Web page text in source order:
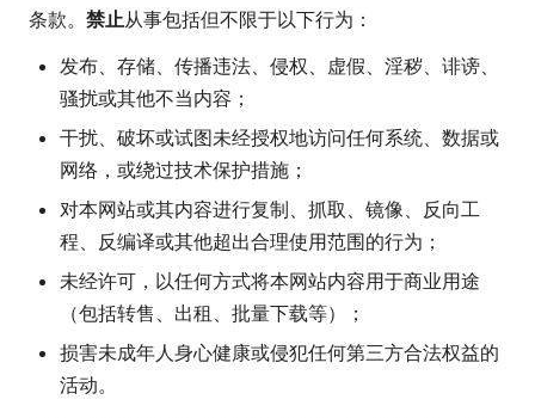
条款。 禁止从事包括但不限于以下行为：
发布、存储、传播违法、侵权、虚假、淫秽、诽谤、
骚扰或其他不当内容；
干扰、破坏或试图未经授权地访问任何系统、数据或
网络，或绕过技术保护措施；
对本网站或其内容进行复制、抓取、镜像、反向工
程、反编译或其他超出合理使用范围的行为；
未经许可，以任何方式将本网站内容用于商业用途
（包括转售、出租、批量下载等）；
损害未成年人身心健康或侵犯任何第三方合法权益的
活动。